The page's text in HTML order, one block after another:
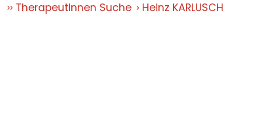
TherapeutInnen Suche Heinz KARLUSCH